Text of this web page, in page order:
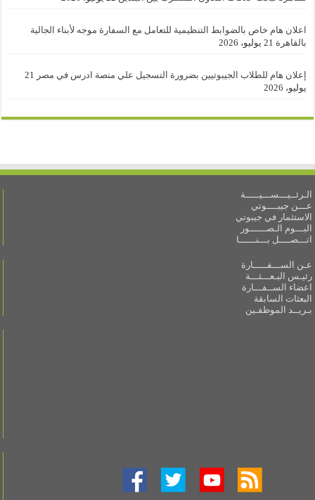
اعلان هام خاص بالضوابط التنظيمية للتعامل مع السفارة موجه لأبناء الجالية
بالقاهرة 21 يوليو، 2026
إعلان هام للطلاب الجيبوتيين بضرورة التسجيل علي منصة ادرس في مصر 21
يوليو، 2026
الـرئــيـــســـيـــــة
عـــن جيبــــوتي
الاستثمار في جيبوتي
البـــوم الـصــــــور
اتـــصــــل بـــنــــــا
عـن الســـفـــــارة
رئيـس البـعـــثـــة
اعضاء الســفـــارة
البعثات السابقة
بـريــد الموظفـين